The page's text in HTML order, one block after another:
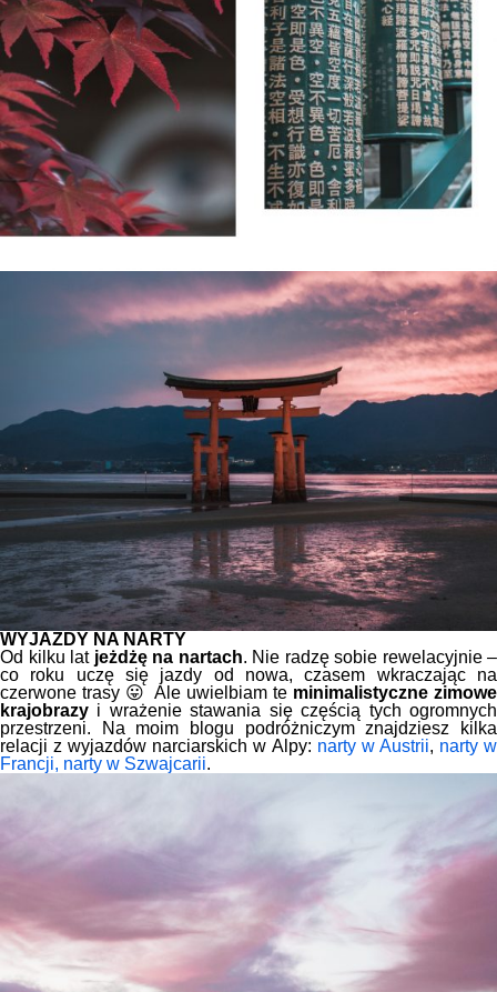
WYJAZDY NA NARTY
Od kilku lat jeżdżę na nartach. Nie radzę sobie rewelacyjnie –
co roku uczę się jazdy od nowa, czasem wkraczając na
czerwone trasy 😛 Ale uwielbiam te minimalistyczne zimowe
krajobrazy i wrażenie stawania się częścią tych ogromnych
przestrzeni. Na moim blogu podróżniczym znajdziesz kilka
relacji z wyjazdów narciarskich w Alpy: narty w Austrii, narty w
Francji, narty w Szwajcarii.